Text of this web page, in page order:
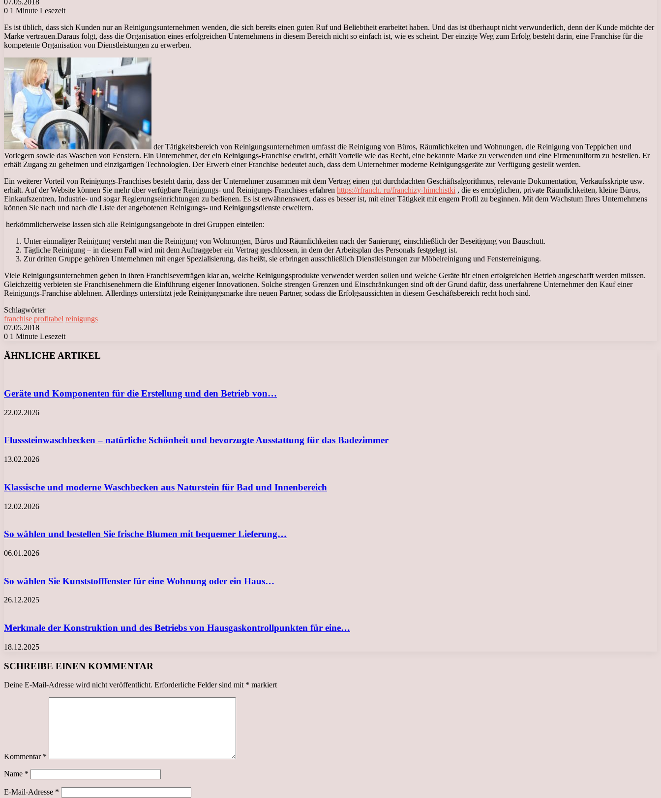
0 1 Minute Lesezeit
Es ist üblich, dass sich Kunden nur an Reinigungsunternehmen wenden, die sich bereits einen guten Ruf und Beliebtheit erarbeitet haben. Und das ist überhaupt nicht verwunderlich, denn der Kunde möchte der
Marke vertrauen.Daraus folgt, dass die Organisation eines erfolgreichen Unternehmens in diesem Bereich nicht so einfach ist, wie es scheint. Der einzige Weg zum Erfolg besteht darin, eine Franchise für die
kompetente Organisation von Dienstleistungen zu erwerben.
der Tätigkeitsbereich von Reinigungsunternehmen umfasst die Reinigung von Büros, Räumlichkeiten und Wohnungen, die Reinigung von Teppichen und
Vorlegern sowie das Waschen von Fenstern. Ein Unternehmer, der ein Reinigungs-Franchise erwirbt, erhält Vorteile wie das Recht, eine bekannte Marke zu verwenden und eine Firmenuniform zu bestellen. Er
erhält Zugang zu geheimen und einzigartigen Technologien. Der Erwerb einer Franchise bedeutet auch, dass dem Unternehmer moderne Reinigungsgeräte zur Verfügung gestellt werden.
Ein weiterer Vorteil von Reinigungs-Franchises besteht darin, dass der Unternehmer zusammen mit dem Vertrag einen gut durchdachten Geschäftsalgorithmus, relevante Dokumentation, Verkaufsskripte usw.
erhält. Auf der Website können Sie mehr über verfügbare Reinigungs- und Reinigungs-Franchises erfahren https://rfranch. ru/franchizy-himchistki , die es ermöglichen, private Räumlichkeiten, kleine Büros,
Einkaufszentren, Industrie- und sogar Regierungseinrichtungen zu bedienen. Es ist erwähnenswert, dass es besser ist, mit einer Tätigkeit mit engem Profil zu beginnen. Mit dem Wachstum Ihres Unternehmens
können Sie nach und nach die Liste der angebotenen Reinigungs- und Reinigungsdienste erweitern.
herkömmlicherweise lassen sich alle Reinigungsangebote in drei Gruppen einteilen:
Unter einmaliger Reinigung versteht man die Reinigung von Wohnungen, Büros und Räumlichkeiten nach der Sanierung, einschließlich der Beseitigung von Bauschutt.
Tägliche Reinigung – in diesem Fall wird mit dem Auftraggeber ein Vertrag geschlossen, in dem der Arbeitsplan des Personals festgelegt ist.
Zur dritten Gruppe gehören Unternehmen mit enger Spezialisierung, das heißt, sie erbringen ausschließlich Dienstleistungen zur Möbelreinigung und Fensterreinigung.
Viele Reinigungsunternehmen geben in ihren Franchiseverträgen klar an, welche Reinigungsprodukte verwendet werden sollen und welche Geräte für einen erfolgreichen Betrieb angeschafft werden müssen.
Gleichzeitig verbieten sie Franchisenehmern die Einführung eigener Innovationen. Solche strengen Grenzen und Einschränkungen sind oft der Grund dafür, dass unerfahrene Unternehmer den Kauf einer
Reinigungs-Franchise ablehnen. Allerdings unterstützt jede Reinigungsmarke ihre neuen Partner, sodass die Erfolgsaussichten in diesem Geschäftsbereich recht hoch sind.
Schlagwörter
franchise profitabel reinigungs
07.05.2018
0 1 Minute Lesezeit
ÄHNLICHE ARTIKEL
Geräte und Komponenten für die Erstellung und den Betrieb von…
22.02.2026
Flusssteinwaschbecken – natürliche Schönheit und bevorzugte Ausstattung für das Badezimmer
13.02.2026
Klassische und moderne Waschbecken aus Naturstein für Bad und Innenbereich
12.02.2026
So wählen und bestellen Sie frische Blumen mit bequemer Lieferung…
06.01.2026
So wählen Sie Kunststofffenster für eine Wohnung oder ein Haus…
26.12.2025
Merkmale der Konstruktion und des Betriebs von Hausgaskontrollpunkten für eine…
18.12.2025
SCHREIBE EINEN KOMMENTAR
Deine E-Mail-Adresse wird nicht veröffentlicht. Erforderliche Felder sind mit * markiert
Kommentar *
Name *
E-Mail-Adresse *